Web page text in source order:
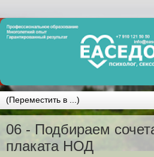
06 - Подбираем
плаката НОД